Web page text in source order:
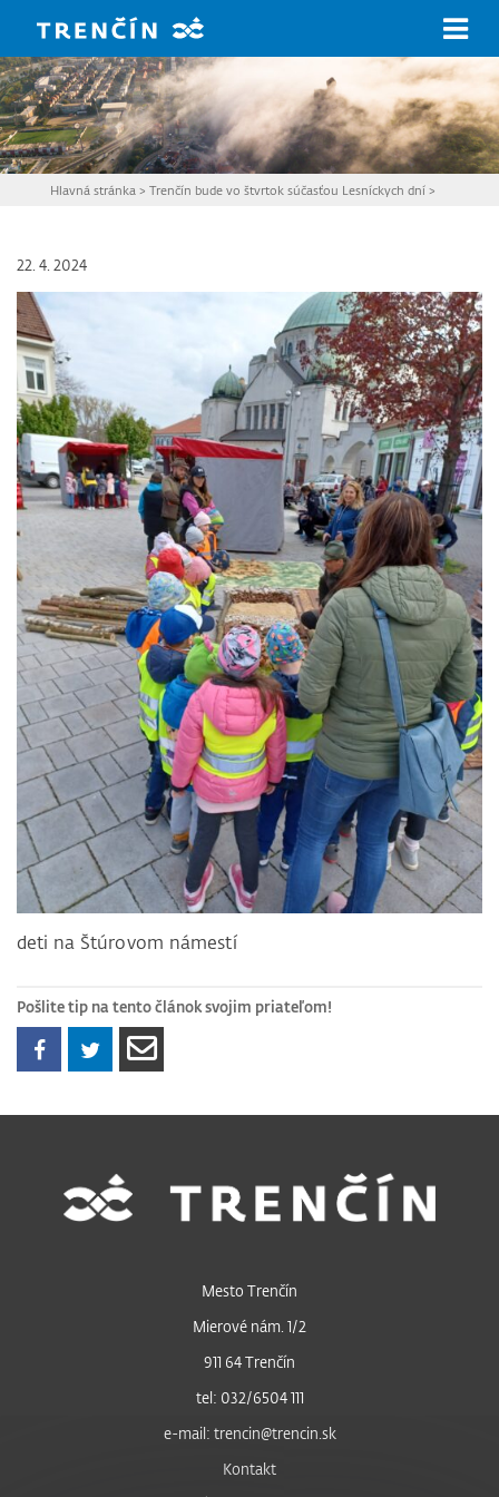
Hlavná stránka >Trenčín bude vo štvrtok súčasťou Lesníckych dní >
22. 4. 2024
deti na Štúrovom námestí
Pošlite tip na tento článok svojim priateľom!
Mesto Trenčín
Mierové nám. 1/2
911 64 Trenčín
tel: 032/6504 111
e-mail: trencin@trencin.sk
Kontakt